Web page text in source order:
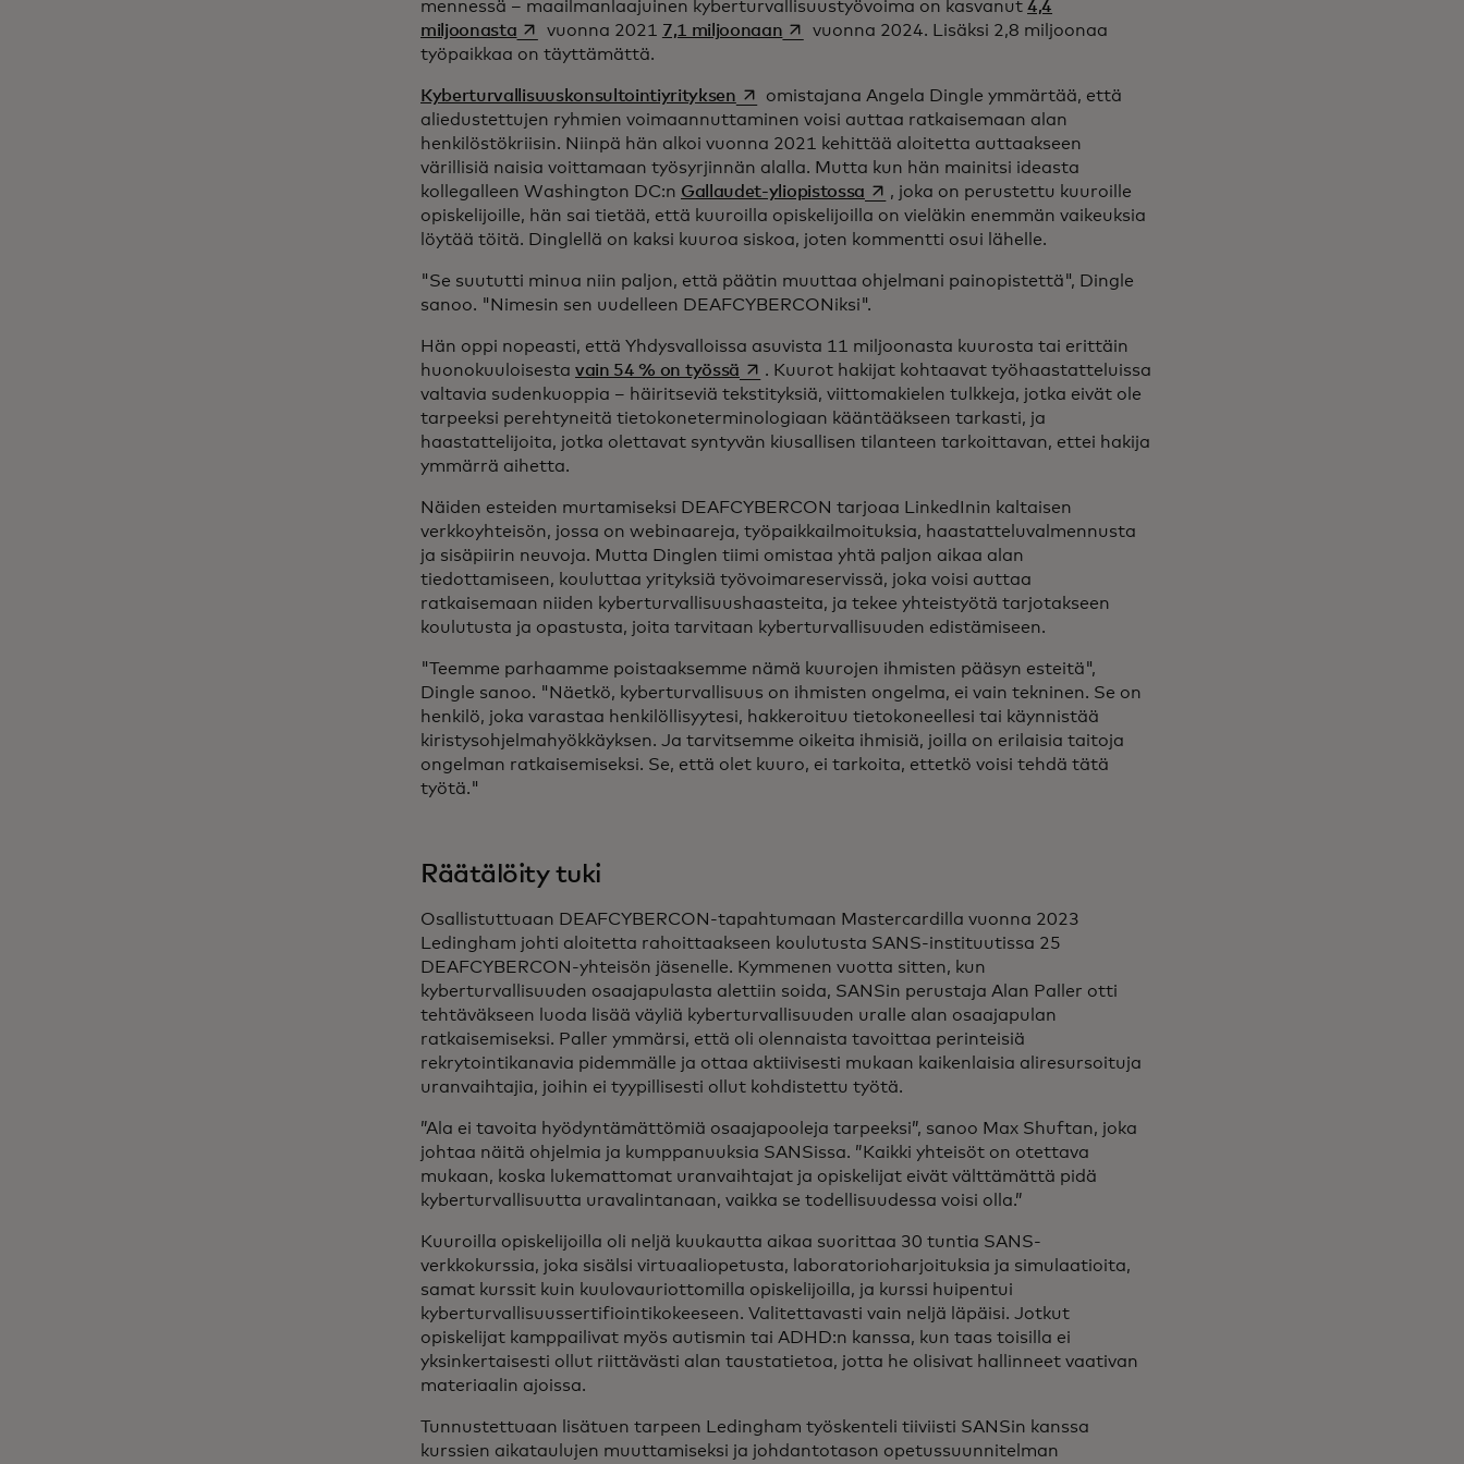
mennessä – maailmanlaajuinen kyberturvallisuustyövoima on kasvanut 4,4
miljoonastaopens in a new tab
vuonna 2021 7,1 miljoonaanopens in a new tab
vuonna 2024. Lisäksi 2,8 miljoonaa
työpaikkaa on täyttämättä.
Kyberturvallisuuskonsultointiyrityksenopens in a new tab
omistajana Angela Dingle ymmärtää, että
aliedustettujen ryhmien voimaannuttaminen voisi auttaa ratkaisemaan alan
henkilöstökriisin. Niinpä hän alkoi vuonna 2021 kehittää aloitetta auttaakseen
värillisiä naisia voittamaan työsyrjinnän alalla. Mutta kun hän mainitsi ideasta
kollegalleen Washington DC:n Gallaudet-yliopistossaopens in a new tab
, joka on perustettu kuuroille
opiskelijoille, hän sai tietää, että kuuroilla opiskelijoilla on vieläkin enemmän vaikeuksia
löytää töitä. Dinglellä on kaksi kuuroa siskoa, joten kommentti osui lähelle.
"Se suututti minua niin paljon, että päätin muuttaa ohjelmani painopistettä", Dingle
sanoo. "Nimesin sen uudelleen DEAFCYBERCONiksi".
Hän oppi nopeasti, että Yhdysvalloissa asuvista 11 miljoonasta kuurosta tai erittäin
huonokuuloisesta vain 54 % on työssäopens in a new tab
. Kuurot hakijat kohtaavat työhaastatteluissa
valtavia sudenkuoppia – häiritseviä tekstityksiä, viittomakielen tulkkeja, jotka eivät ole
tarpeeksi perehtyneitä tietokoneterminologiaan kääntääkseen tarkasti, ja
haastattelijoita, jotka olettavat syntyvän kiusallisen tilanteen tarkoittavan, ettei hakija
ymmärrä aihetta.
Näiden esteiden murtamiseksi DEAFCYBERCON tarjoaa LinkedInin kaltaisen
verkkoyhteisön, jossa on webinaareja, työpaikkailmoituksia, haastatteluvalmennusta
ja sisäpiirin neuvoja. Mutta Dinglen tiimi omistaa yhtä paljon aikaa alan
tiedottamiseen, kouluttaa yrityksiä työvoimareservissä, joka voisi auttaa
ratkaisemaan niiden kyberturvallisuushaasteita, ja tekee yhteistyötä tarjotakseen
koulutusta ja opastusta, joita tarvitaan kyberturvallisuuden edistämiseen.
"Teemme parhaamme poistaaksemme nämä kuurojen ihmisten pääsyn esteitä",
Dingle sanoo. "Näetkö, kyberturvallisuus on ihmisten ongelma, ei vain tekninen. Se on
henkilö, joka varastaa henkilöllisyytesi, hakkeroituu tietokoneellesi tai käynnistää
kiristysohjelmahyökkäyksen. Ja tarvitsemme oikeita ihmisiä, joilla on erilaisia taitoja
ongelman ratkaisemiseksi. Se, että olet kuuro, ei tarkoita, ettetkö voisi tehdä tätä
työtä."
Räätälöity tuki
Osallistuttuaan DEAFCYBERCON-tapahtumaan Mastercardilla vuonna 2023
Ledingham johti aloitetta rahoittaakseen koulutusta SANS-instituutissa 25
DEAFCYBERCON-yhteisön jäsenelle. Kymmenen vuotta sitten, kun
kyberturvallisuuden osaajapulasta alettiin soida, SANSin perustaja Alan Paller otti
tehtäväkseen luoda lisää väyliä kyberturvallisuuden uralle alan osaajapulan
ratkaisemiseksi. Paller ymmärsi, että oli olennaista tavoittaa perinteisiä
rekrytointikanavia pidemmälle ja ottaa aktiivisesti mukaan kaikenlaisia aliresursoituja
uranvaihtajia, joihin ei tyypillisesti ollut kohdistettu työtä.
”Ala ei tavoita hyödyntämättömiä osaajapooleja tarpeeksi”, sanoo Max Shuftan, joka
johtaa näitä ohjelmia ja kumppanuuksia SANSissa. ”Kaikki yhteisöt on otettava
mukaan, koska lukemattomat uranvaihtajat ja opiskelijat eivät välttämättä pidä
kyberturvallisuutta uravalintanaan, vaikka se todellisuudessa voisi olla.”
Kuuroilla opiskelijoilla oli neljä kuukautta aikaa suorittaa 30 tuntia SANS-
verkkokurssia, joka sisälsi virtuaaliopetusta, laboratorioharjoituksia ja simulaatioita,
samat kurssit kuin kuulovauriottomilla opiskelijoilla, ja kurssi huipentui
kyberturvallisuussertifiointikokeeseen. Valitettavasti vain neljä läpäisi. Jotkut
opiskelijat kamppailivat myös autismin tai ADHD:n kanssa, kun taas toisilla ei
yksinkertaisesti ollut riittävästi alan taustatietoa, jotta he olisivat hallinneet vaativan
materiaalin ajoissa.
Tunnustettuaan lisätuen tarpeen Ledingham työskenteli tiiviisti SANSin kanssa
kurssien aikataulujen muuttamiseksi ja johdantotason opetussuunnitelman